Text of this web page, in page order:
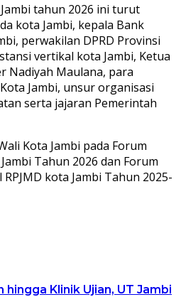
tahun 2026 ini turut
kota Jambi, kepala Bank
perwakilan DPRD Provinsi
vertikal kota Jambi, Ketua
Nadiyah Maulana, para
Jambi, unsur organisasi
serta jajaran Pemerintah
Kota Jambi pada Forum
Tahun 2026 dan Forum
kota Jambi Tahun 2025-
hingga Klinik Ujian, UT Jambi